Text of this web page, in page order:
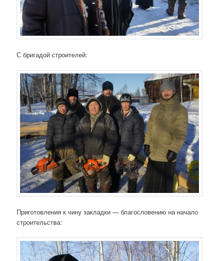
С бригадой строителей:
Приготовления к чину закладки — благословению на начало
строительства: